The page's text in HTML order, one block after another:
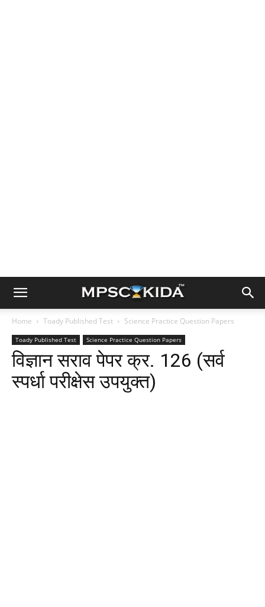
Home Toady Published Test Science Practice Question Papers
Toady Published Test Science Practice Question Papers
विज्ञान सराव पेपर क्र. 126 (सर्व
स्पर्धा परीक्षेस उपयुक्त)